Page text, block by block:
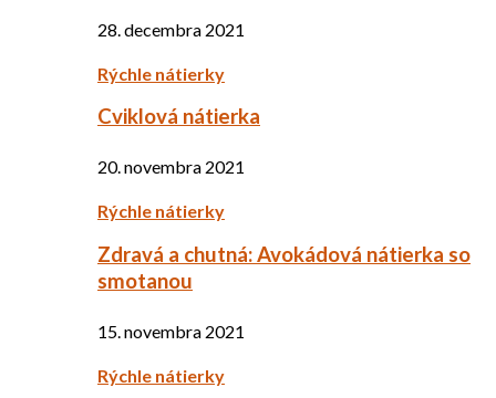
28. decembra 2021
Rýchle nátierky
Cviklová nátierka
20. novembra 2021
Rýchle nátierky
Zdravá a chutná: Avokádová nátierka so
smotanou
15. novembra 2021
Rýchle nátierky